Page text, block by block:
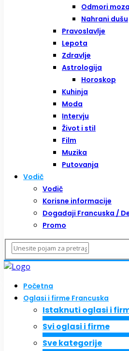
Odmori
Nahrani dušu
Pravoslavlje
Lepota
Zdravlje
Astrologija
Horoskop
Kuhinja
Moda
Intervju
Život i stil
Film
Muzika
Putovanja
Vodič
Vodič
Korisne informacije
Događaji Francuska /
Promo
Početna
Oglasi i firme Francuska
Istaknuti oglasi i
Svi oglasi i firme
Sve kategorije